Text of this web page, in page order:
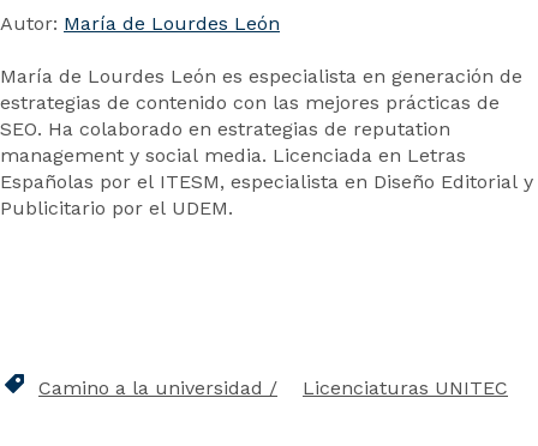
Autor: María de Lourdes León
María de Lourdes León es especialista en generación de
estrategias de contenido con las mejores prácticas de
SEO. Ha colaborado en estrategias de reputation
management y social media. Licenciada en Letras
Españolas por el ITESM, especialista en Diseño Editorial y
Publicitario por el UDEM.
Camino a la universidad Licenciaturas UNITEC